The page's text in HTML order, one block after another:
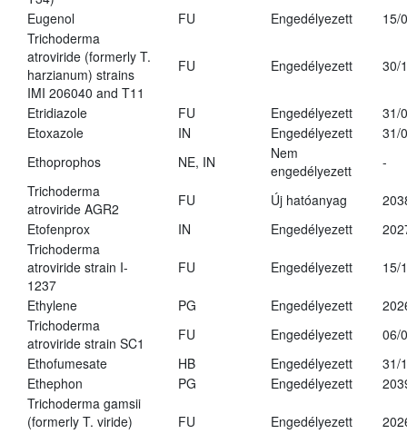
Eugenol FU Engedélyezett
15/
Trichoderma
atroviride (formerly T.
harzianum) strains
IMI 206040 and T11
FU Engedélyezett 30/
Etridiazole FU Engedélyezett
31/
Etoxazole
IN Engedélyezett
31/
Ethoprophos
NE, IN
Nem
engedélyezett
-
Trichoderma
atroviride AGR2
FU Új hatóanyag
Etofenprox
IN Engedélyezett
Trichoderma
atroviride strain I-
1237
FU Engedélyezett 15/
Ethylene PG Engedélyezett
Trichoderma
atroviride strain SC1
FU Engedélyezett
06/
Ethofumesate
HB Engedélyezett
31/
Ethephon
PG Engedélyezett
Trichoderma gamsii
(formerly T. viride)
FU Engedélyezett